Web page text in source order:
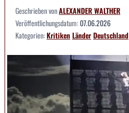
Geschrieben vonALEXANDER WALTHER
Veröffentlichungsdatum:07.06.2026
Kategorien:KritikenLänderDeutschland